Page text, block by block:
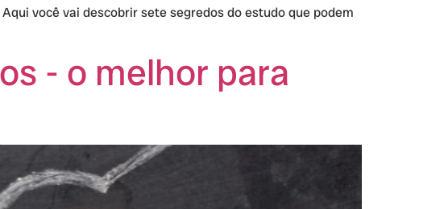
você vai descobrir sete segredos do estudo que podem
- o melhor para